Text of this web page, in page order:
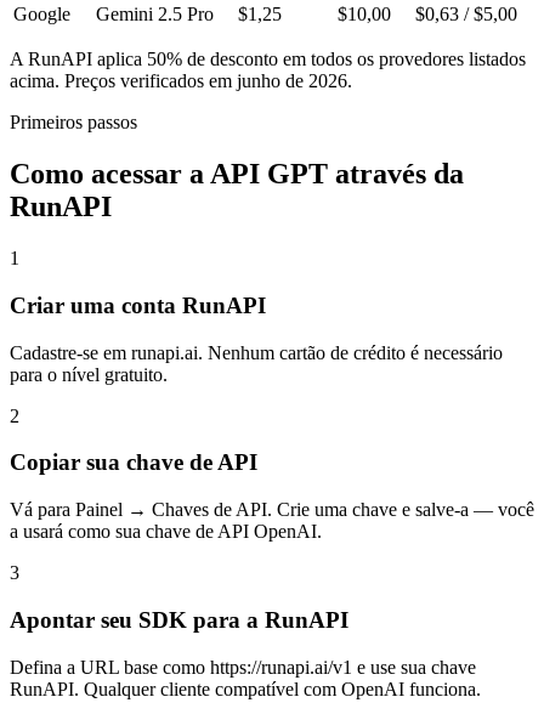
Google
Gemini 2.5 Pro $1,25 $10,00 $0,63 / $5,00
A RunAPI aplica 50% de desconto em todos os provedores listados
acima. Preços verificados em junho de 2026.
Primeiros passos
Como acessar a API GPT através da
RunAPI
1
Criar uma conta RunAPI
Cadastre-se em runapi.ai. Nenhum cartão de crédito é necessário
para o nível gratuito.
2
Copiar sua chave de API
Vá para Painel → Chaves de API. Crie uma chave e salve-a — você
a usará como sua chave de API OpenAI.
3
Apontar seu SDK para a RunAPI
Defina a URL base como https://runapi.ai/v1 e use sua chave
RunAPI. Qualquer cliente compatível com OpenAI funciona.